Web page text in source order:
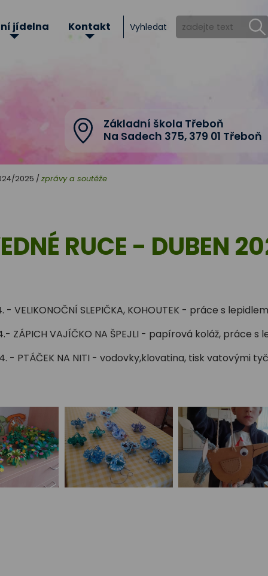
Základní škola Třeboň
Na Sadech 375,379 01 Třeboň
jídelna Kontakt Vyhledat
2025 / zprávy a soutěže
RUCE - DUBEN
- VELIKONOČNÍ SLEPIČKA, KOHOUTEK - práce s
ZÁPICH VAJÍČKO NA ŠPEJLI - papírová koláž, práce
- PTÁČEK NA NITI - vodovky,klovatina, tisk vatovými